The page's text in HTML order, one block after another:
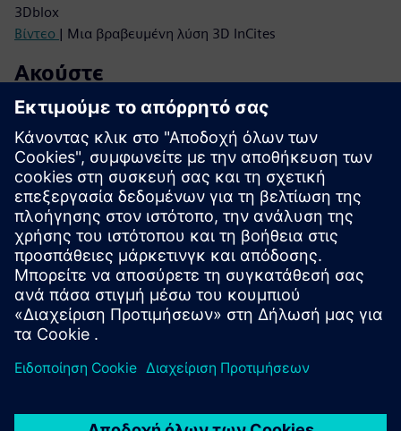
3Dblox
Βίντεο | Μια βραβευμένη λύση 3D InCites
Ακούστε
Podcast| Από 2.5D σε πραγματικό 3D IC: Τι οδηγεί το
επόμενο κύμα ολοκλήρωσης
Podcast| Γιατί τα 3D IC χρειάζονται αλλαγή νοοτροπίας -
και πώς να το πραγματοποιήσετε
Διαβάστε
Φυλλάδιο| Σουίτα λύσεων Innovator3D IC
Σειρά ηλεκτρονικών βιβλίων| Ο οδηγός σας για
επιτυχημένη ετερογενή ολοκλήρωση